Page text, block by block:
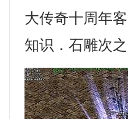
大传奇十周年
知识．石雕次